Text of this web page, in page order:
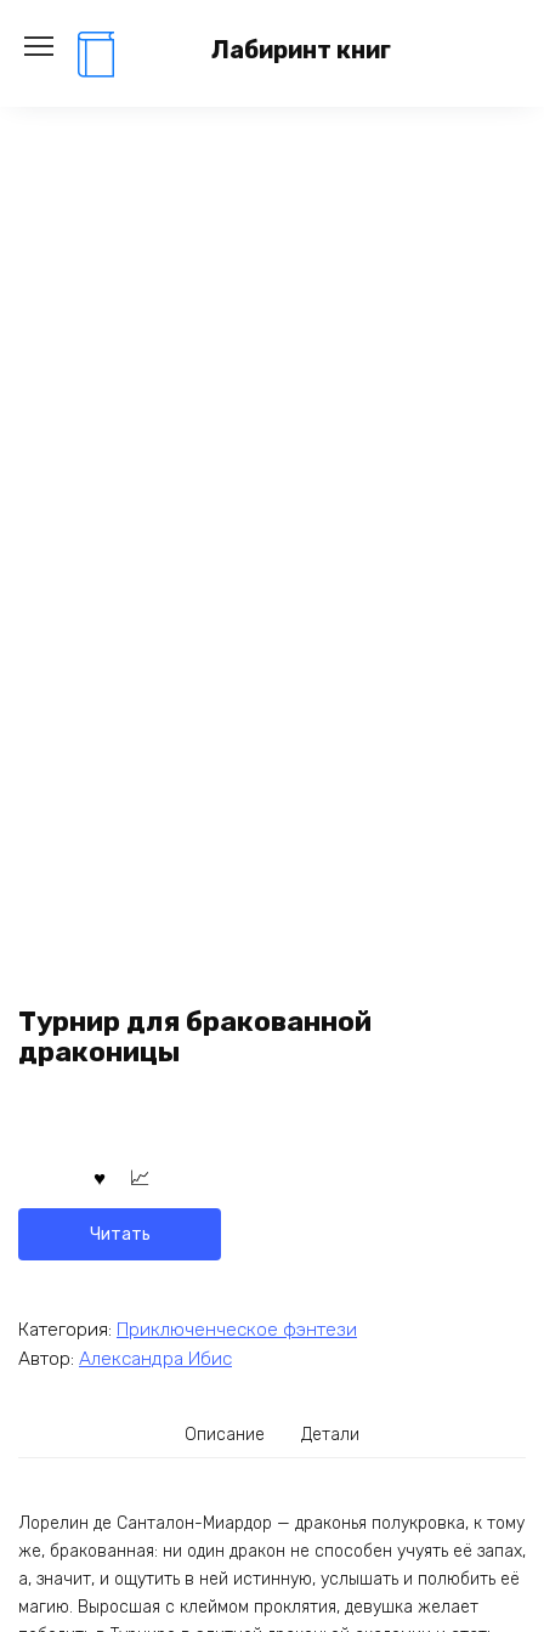
содержанию
Лабиринт книг
Турнир для бракованной
драконицы
Читать
Категория: Приключенческое фэнтези
Автор: Александра Ибис
Описание Детали
Лорелин де Санталон-Миардор — драконья полукровка, к тому
же, бракованная: ни один дракон не способен учуять её запах,
а, значит, и ощутить в ней истинную, услышать и полюбить её
магию. Выросшая с клеймом проклятия, девушка желает